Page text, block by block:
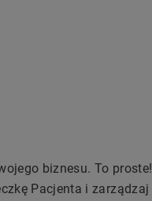
biznesu. To proste!
Pacjenta i zarządzaj